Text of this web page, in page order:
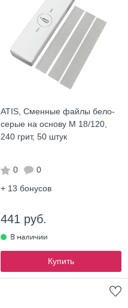
ATIS, Сменные файлы бело-
серые на основу М 18/120,
240 грит, 50 штук
0
0
+ 13 бонусов
441 руб.
Купить